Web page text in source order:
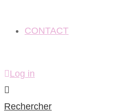
CONTACT
Log in
Rechercher